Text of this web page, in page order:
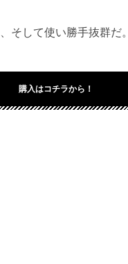
そして使い勝手抜群だ。
購入はコチラから！